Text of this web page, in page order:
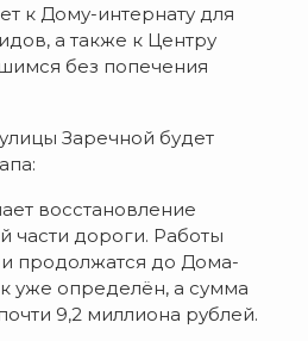
к Дому-интернату для
а также к Центру
без попечения
Заречной будет
восстановление
части дороги. Работы
и продолжатся до Дома-
уже определён, а сумма
9,2 миллиона рублей.